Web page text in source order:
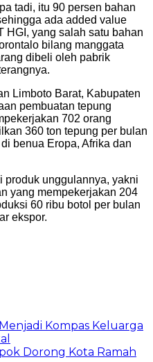
tadi, itu 90 persen bahan
ada added value
HGI, yang salah satu bahan
bilang manggata
dibeli oleh pabrik
Limboto Barat, Kabupaten
pembuatan tepung
702 orang
360 ton tepung per bulan
benua Eropa, Afrika dan
produk unggulannya, yakni
yang mempekerjakan 204
60 ribu botol per bulan
ekspor.
Kompas Keluarga
Dorong Kota Ramah